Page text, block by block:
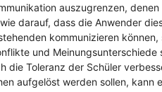
auszugrenzen,
darauf, dass die Anwender
kommunizieren
und
die Toleranz der Schüler
aufgelöst werden sollen, kann